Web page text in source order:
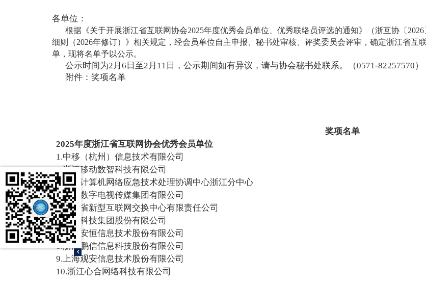
各单位：
根据《关于开展浙江省互联网协会2025年度优秀会员单位、优秀联络员评选的通知》（浙互协〔
细则（2026年修订）》相关规定，经会员单位自主申报、秘书处审核、评奖委员会评审，确定浙江省互
单，现将名单予以公示。
公示时间为2月6日至2月11日，公示期间如有异议，请与协会秘书处联系。（0571-82257570）
附件：奖项名单
奖项名单
2025年度浙江省互联网协会优秀会员单位
1.中移（杭州）信息技术有限公司
2.浙江移动数智科技有限公司
3.国家计算机网络应急技术处理协调中心浙江分中心
4.华数数字电视传媒集团有限公司
5.浙江省新型互联网交换中心有限责任公司
6.蚂蚁科技集团股份有限公司
7.杭州安恒信息技术股份有限公司
8.浙江鹏信信息科技股份有限公司
9.上海观安信息技术股份有限公司
10.浙江心合网络科技有限公司